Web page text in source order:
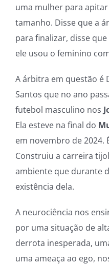
uma mulher para
tamanho. Disse que a
para finalizar, disse
ele usou o feminino
A árbitra em questão é
Santos que no ano
futebol masculino nos
Ela esteve na final do
em novembro de 2024.
Construiu a carreira
ambiente que durante
existência dela.
A neurociência nos
por uma situação de
derrota inesperada,
uma ameaça ao ego,